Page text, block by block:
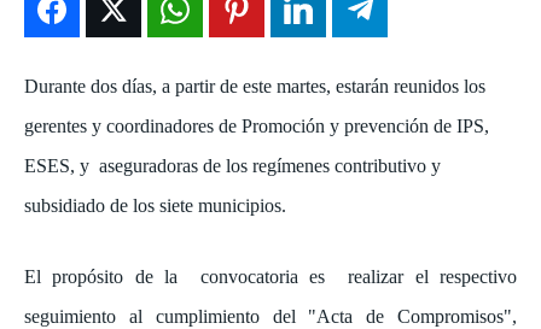
ENTRETENIMIENTO
EN VIVO
NOSOTROS
INSTITUCIONAL
ENTRETENIMIENTO
EN VIVO
NOSOTROS
INSTITUCIONAL
ENTRETENIMIENTO
EN VIVO
NOSOTROS
INSTITUCIONAL
ENTRETENIMIENTO
EN VIVO
NOSOTROS
INSTITUCIONAL
Durante dos días, a partir de este martes, estarán reunidos los
gerentes y coordinadores de Promoción y prevención de IPS,
ESES, y aseguradoras de los regímenes contributivo y
subsidiado de los siete municipios.
El propósito de la convocatoria es realizar el respectivo
seguimiento al cumplimiento del "Acta de Compromisos",